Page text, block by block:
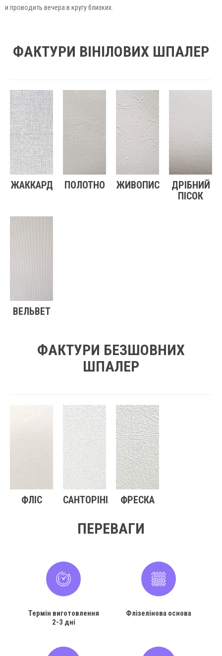
и проводить вечера в кругу близких.
ФАКТУРИ ВІНІЛОВИХ ШПАЛЕР
ЖАККАРД ПОЛОТНО ЖИВОПИС
ДРІБНИЙ
ПІСОК
ВЕЛЬВЕТ
ФАКТУРИ БЕЗШОВНИХ
ШПАЛЕР
ФЛІС САНТОРІНІ ФРЕСКА
ПЕРЕВАГИ
Термін виготовлення
2-3 дні
Флізелінова основа